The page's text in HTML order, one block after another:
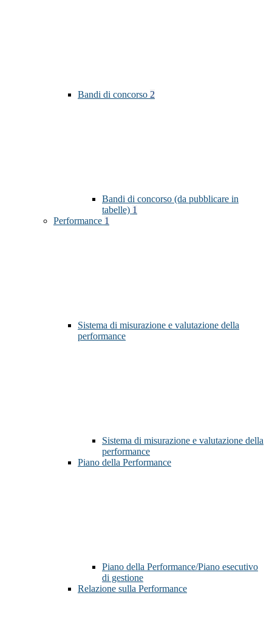
Bandi di concorso 2
Bandi di concorso (da pubblicare in
tabelle) 1
Performance 1
Sistema di misurazione e valutazione della
performance
Sistema di misurazione e valutazione della
performance
Piano della Performance
Piano della Performance/Piano esecutivo
di gestione
Relazione sulla Performance